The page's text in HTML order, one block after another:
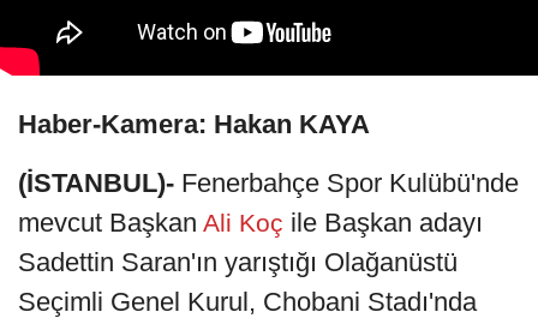
Haber-Kamera: Hakan KAYA
(İSTANBUL)- Fenerbahçe Spor Kulübü'nde
mevcut Başkan Ali Koç ile Başkan adayı
Sadettin Saran'ın yarıştığı Olağanüstü
Seçimli Genel Kurul, Chobani Stadı'nda